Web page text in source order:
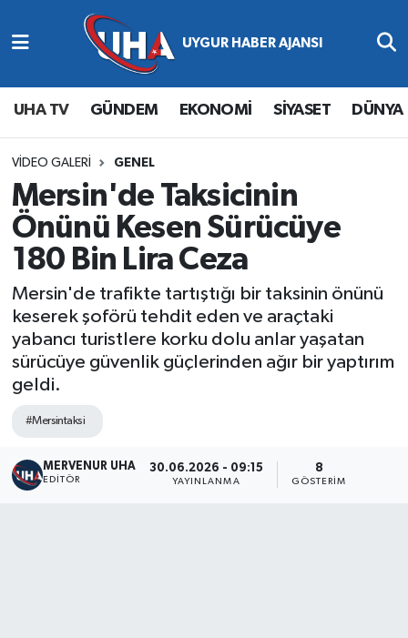
UHA TV GÜNDEM EKONOMİ SİYASET DÜNYA
VIDEO GALERI GENEL
Mersin'de Taksicinin
Önünü Kesen Sürücüye
180 Bin Lira Ceza
Mersin'de trafikte tartıştığı bir taksinin önünü
keserek şoförü tehdit eden ve araçtaki
yabancı turistlere korku dolu anlar yaşatan
sürücüye güvenlik güçlerinden ağır bir yaptırım
geldi.
#Mersintaksi
MERVENUR UHA
EDITÖR
30.06.2026 - 09:15
YAYINLANMA
8
GÖSTERIM
Abone Ol
Gündem
Ekonomi
Magazin
Siyaset
Spor
Yaşam
Nöbetçi Eczaneler
Hava Durumu
Namaz Vakitleri
Trafik Durumu
Süper Lig Puan Durumu ve Fikstür
Tüm Manşetler
Son Dakika Haberleri
Haber Arşivi